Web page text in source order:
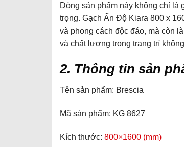
Dòng sản phẩm này không chỉ
trọng. Gạch Ấn Độ Kiara 800 x
và phong cách độc đáo, mà còn
và chất lượng trong trang trí
2. Thông tin sản
Tên sản phẩm: Brescia
Mã sản phẩm: KG 8627
Kích thước: 800×1600 (mm)